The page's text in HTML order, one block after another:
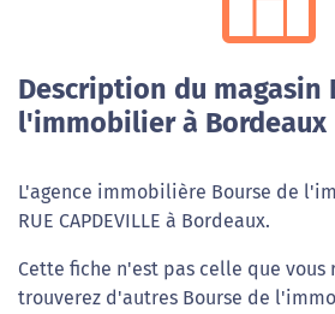
Description du magasin
l'immobilier à Bordeaux
L'agence immobilière Bourse de
RUE CAPDEVILLE à Bordeaux.
Cette fiche n'est pas celle que vous
trouverez d'autres Bourse de